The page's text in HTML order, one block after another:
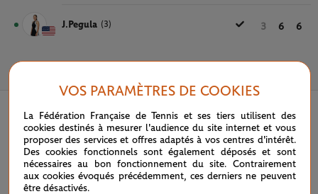
J.Pegula (3) 3 6 6
VOS PARAMÈTRES DE COOKIES
La Fédération Française de Tennis et ses tiers utilisent des
cookies destinés à mesurer l'audience du site internet et vous
proposer des services et offres adaptés à vos centres d'intérêt.
Des cookies fonctionnels sont également déposés et sont
nécessaires au bon fonctionnement du site. Contrairement
aux cookies évoqués précédemment, ces derniers ne peuvent
être désactivés.